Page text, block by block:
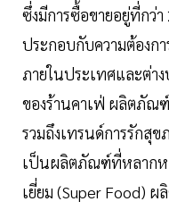
ซึ่งมีการซื้อขายอยู่ที่กว่
ประกอบกับความต้องก
ภายในประเทศและต่า
ของร้านคาเฟ่ ผลิตภัณ
รวมถึงเทรนด์การรักสุ
เป็นผลิตภัณฑ์ที่หลากห
เยี่ยม (Super Food) ผ